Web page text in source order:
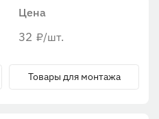
Цена
32 ₽/шт.
Товары для монтажа